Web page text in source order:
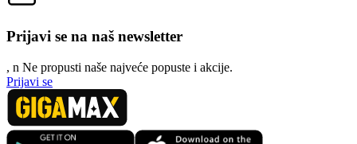
Prijavi se na naš newsletter
, n Ne propusti naše najveće popuste i akcije.
Prijavi se